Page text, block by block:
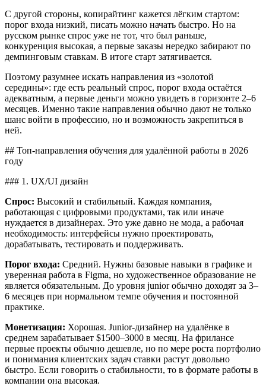
С другой стороны, копирайтинг кажется лёгким стартом:
порог входа низкий, писать можно начать быстро. Но на
русском рынке спрос уже не тот, что был раньше,
конкуренция высокая, а первые заказы нередко забирают по
демпинговым ставкам. В итоге старт затягивается.
Поэтому разумнее искать направления из «золотой
середины»: где есть реальный спрос, порог входа остаётся
адекватным, а первые деньги можно увидеть в горизонте 2–6
месяцев. Именно такие направления обычно дают не только
шанс войти в профессию, но и возможность закрепиться в
ней.
## Топ-направления обучения для удалённой работы в 2026
году
### 1. UX/UI дизайн
Спрос: Высокий и стабильный. Каждая компания,
работающая с цифровыми продуктами, так или иначе
нуждается в дизайнерах. Это уже давно не мода, а рабочая
необходимость: интерфейсы нужно проектировать,
дорабатывать, тестировать и поддерживать.
Порог входа: Средний. Нужны базовые навыки в графике и
уверенная работа в Figma, но художественное образование не
является обязательным. До уровня junior обычно доходят за 3–
6 месяцев при нормальном темпе обучения и постоянной
практике.
Монетизация: Хорошая. Junior-дизайнер на удалёнке в
среднем зарабатывает $1500–3000 в месяц. На фрилансе
первые проекты обычно дешевле, но по мере роста портфолио
и понимания клиентских задач ставки растут довольно
быстро. Если говорить о стабильности, то в формате работы в
компании она высокая.